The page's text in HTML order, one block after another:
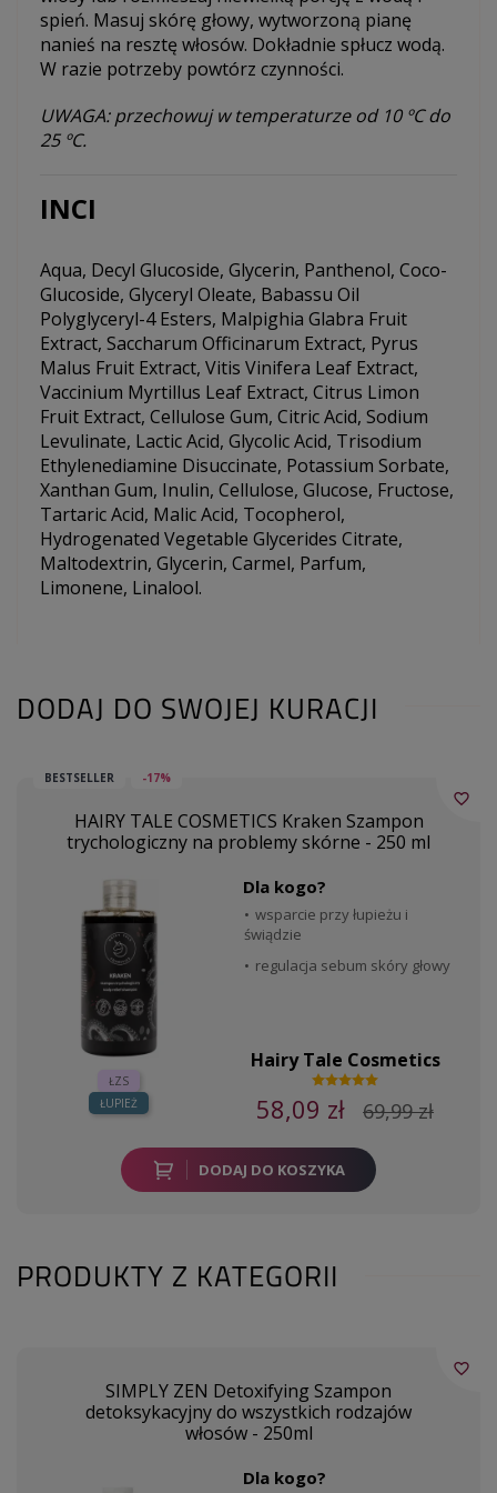
spień. Masuj skórę głowy, wytworzoną pianę
nanieś na resztę włosów. Dokładnie spłucz wodą.
W razie potrzeby powtórz czynności.
UWAGA: przechowuj w temperaturze od 10 ºC do
25 ºC.
INCI
Aqua, Decyl Glucoside, Glycerin, Panthenol, Coco-
Glucoside, Glyceryl Oleate, Babassu Oil
Polyglyceryl-4 Esters, Malpighia Glabra Fruit
Extract, Saccharum Officinarum Extract, Pyrus
Malus Fruit Extract, Vitis Vinifera Leaf Extract,
Vaccinium Myrtillus Leaf Extract, Citrus Limon
Fruit Extract, Cellulose Gum, Citric Acid, Sodium
Levulinate, Lactic Acid, Glycolic Acid, Trisodium
Ethylenediamine Disuccinate, Potassium Sorbate,
Xanthan Gum, Inulin, Cellulose, Glucose, Fructose,
Tartaric Acid, Malic Acid, Tocopherol,
Hydrogenated Vegetable Glycerides Citrate,
Maltodextrin, Glycerin, Carmel, Parfum,
Limonene, Linalool.
DODAJ DO SWOJEJ KURACJI
BESTSELLER -17%
HAIRY TALE COSMETICS Kraken Szampon
trychologiczny na problemy skórne - 250 ml
ŁZS
ŁUPIEŻ
Dla kogo?
wsparcie przy łupieżu i
świądzie
regulacja sebum skóry głowy
Hairy Tale Cosmetics
58,09 zł 69,99 zł
DODAJ DO KOSZYKA
favorite_border
PRODUKTY Z KATEGORII
SIMPLY ZEN Detoxifying Szampon
detoksykacyjny do wszystkich rodzajów
włosów - 250ml
Dla kogo?
favorite_border